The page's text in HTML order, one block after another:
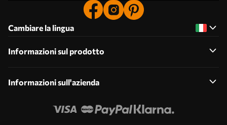
Cambiare la lingua
Informazioni sul prodotto
Informazioni sull'azienda